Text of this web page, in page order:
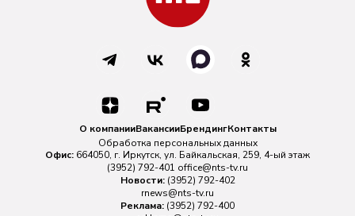
О компанииВакансииБрендингКонтакты
Обработка персональных данных
Офис: 664050, г. Иркутск, ул. Байкальская, 259, 4-ый этаж
(3952) 792-401 office@nts-tv.ru
Новости: (3952) 792-402
rnews@nts-tv.ru
Реклама: (3952) 792-400